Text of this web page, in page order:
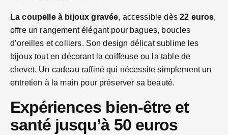
La coupelle à bijoux gravée, accessible dès22 euros,
offre un rangement élégant pour bagues, boucles
d’oreilles et colliers. Son design délicat sublime les
bijoux tout en décorant la coiffeuse ou la table de
chevet. Un cadeau raffiné qui nécessite simplement un
entretien à la main pour préserver sa beauté.
Expériences bien-être et
santé jusqu’à 50 euros